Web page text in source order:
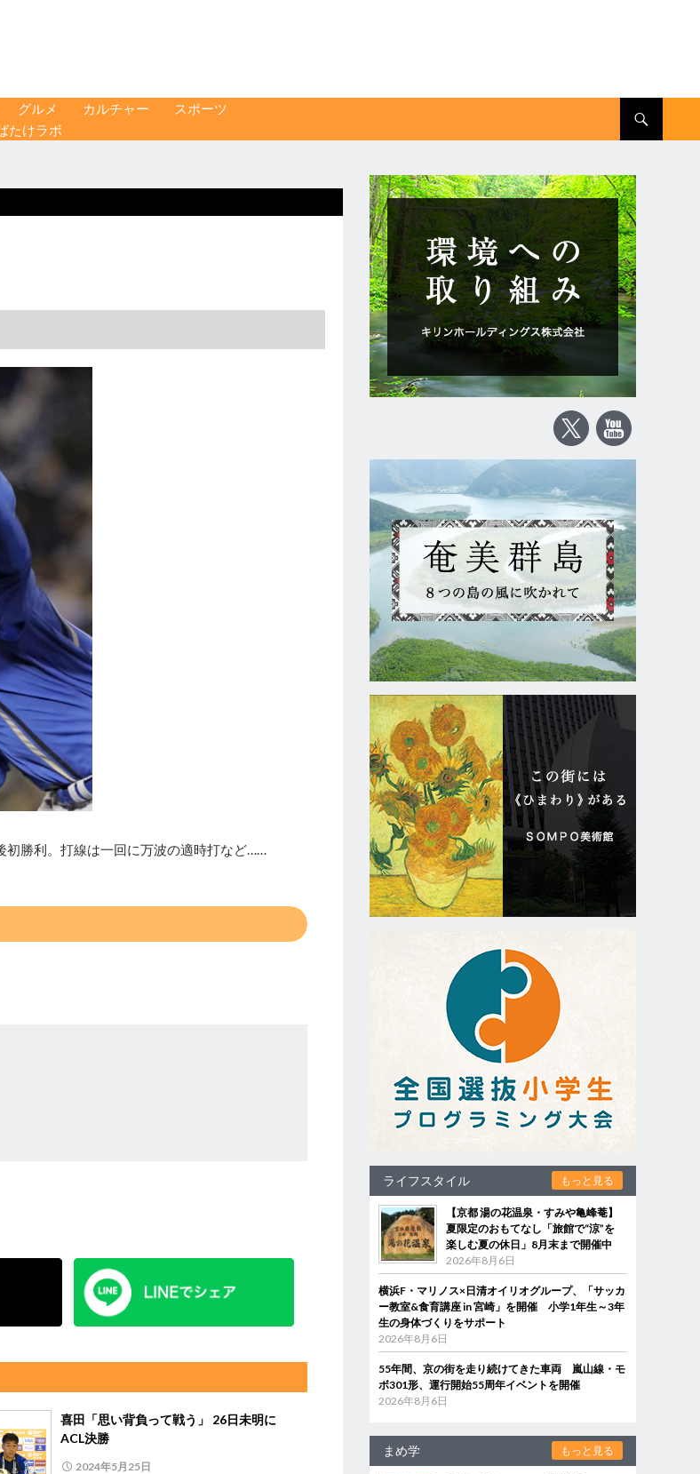
グルメ カルチャー
スポーツ
たけラボ
初勝利。打線は一回に万波の適時打など……
喜田「思い背負って戦う」 26日未明に
ACL決勝
2024年5月25日
ライフスタイル もっと見る
【京都 湯の花温泉・すみや亀峰菴】
夏限定のおもてなし「旅館で“涼”を
楽しむ夏の休日」8月末まで開催中
2026年8月6日
横浜F・マリノス×日清オイリオグループ、「サッカ
ー教室&食育講座 in 宮崎」を開催 小学1年生～3年
生の身体づくりをサポート
2026年8月6日
55年間、京の街を走り続けてきた車両 嵐山線・モ
ボ301形、運行開始55周年イベントを開催
2026年8月6日
まめ学 もっと見る